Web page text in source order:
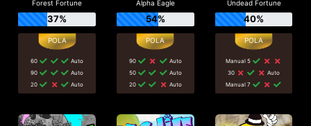
Forest Fortune
37%
60
Auto
90
Auto
20
Auto
Alpha Eagle
54%
90
Auto
50
Auto
20
Auto
Undead Fortune
40%
Manual 5
30
Auto
Manual 7